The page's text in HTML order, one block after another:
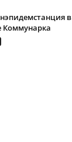
в
Коммунарка